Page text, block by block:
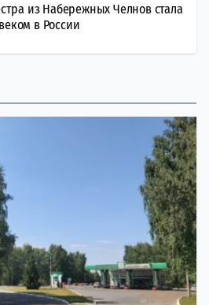
из Набережных Челнов стала
в России